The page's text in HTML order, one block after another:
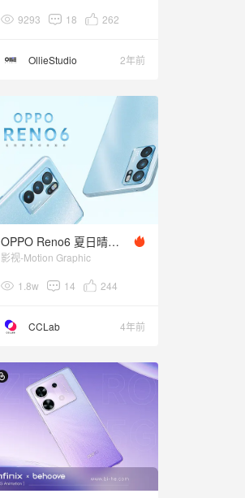
9293 18 262
OllieStudio 2年前
OPPO Reno6 夏日晴海宣传视频
影视-Motion Graphic
1.8w 14 244
CCLab 4年前